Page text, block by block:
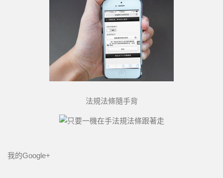
法規法條隨手背
我的Google+